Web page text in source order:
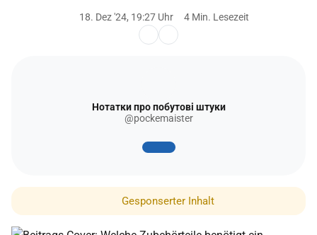
18. Dez '24, 19:27 Uhr 4 Min. Lesezeit
Нотатки про побутові штуки
@pockemaister
Gesponserter Inhalt